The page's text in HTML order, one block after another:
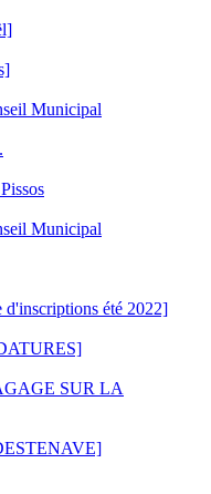
Municipal
Municipal
d'inscriptions été 2022]
SUR LA